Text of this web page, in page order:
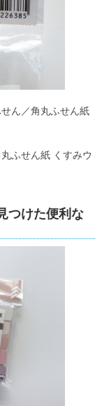
ん／角丸ふせん紙
ふせん紙 くすみウ
つけた便利な